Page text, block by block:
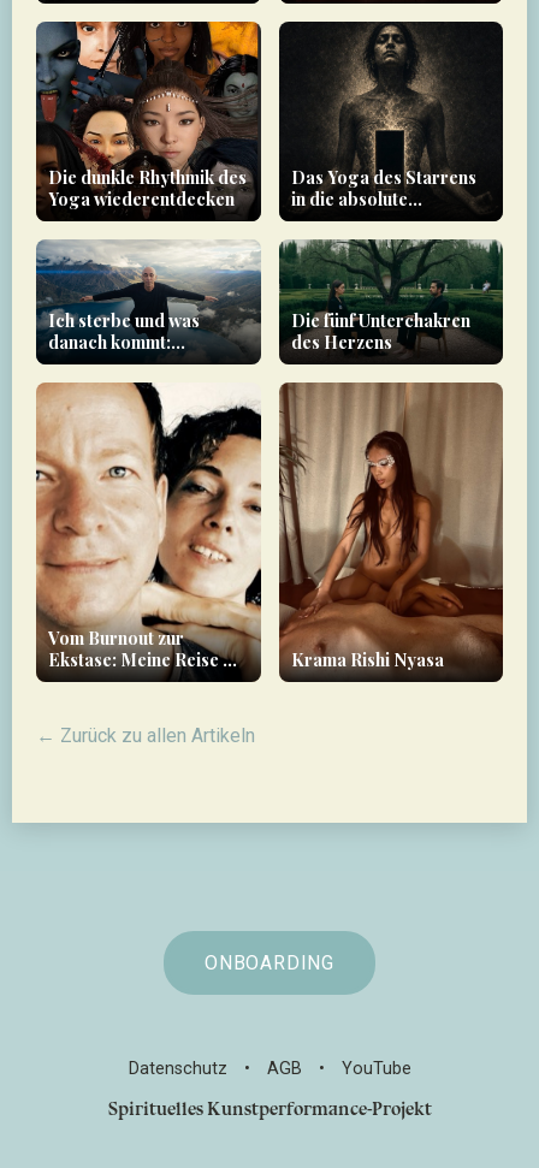
Die dunkle Rhythmik des
Yoga wiederentdecken
Das Yoga des Starrens
in die absolute
Dunkelheit
Ich sterbe und was
danach kommt:
Bewusstsein im See der
Stille
Die fünf Unterchakren
des Herzens
Vom Burnout zur
Ekstase: Meine Reise mit
Forbidden Yoga - Ein
Krama Rishi Nyasa
← Zurück zu allen Artikeln
ONBOARDING
Datenschutz • AGB • YouTube
Spirituelles Kunstperformance-Projekt